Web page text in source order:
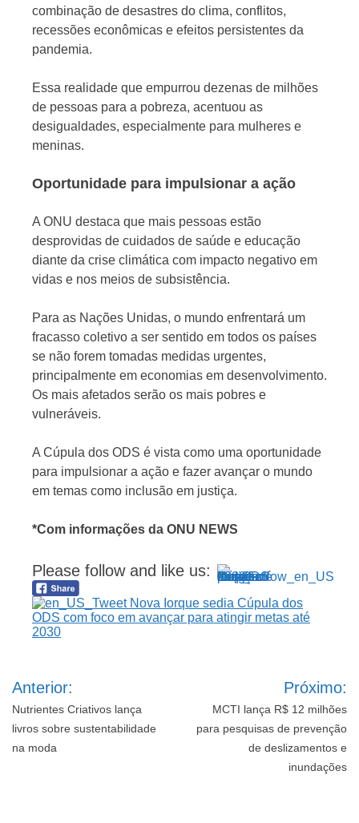
combinação de desastres do clima, conflitos,
recessões econômicas e efeitos persistentes da
pandemia.
Essa realidade que empurrou dezenas de milhões
de pessoas para a pobreza, acentuou as
desigualdades, especialmente para mulheres e
meninas.
Oportunidade para impulsionar a ação
A ONU destaca que mais pessoas estão
desprovidas de cuidados de saúde e educação
diante da crise climática com impacto negativo em
vidas e nos meios de subsistência.
Para as Nações Unidas, o mundo enfrentará um
fracasso coletivo a ser sentido em todos os países
se não forem tomadas medidas urgentes,
principalmente em economias em desenvolvimento.
Os mais afetados serão os mais pobres e
vulneráveis.
A Cúpula dos ODS é vista como uma oportunidade
para impulsionar a ação e fazer avançar o mundo
em temas como inclusão em justiça.
*Com informações da ONU NEWS
Please follow and like us:
de
Post
Anterior:
Nutrientes Criativos lança
livros sobre sustentabilidade
na moda
Próximo:
MCTI lança R$ 12 milhões
para pesquisas de prevenção
de deslizamentos e
inundações